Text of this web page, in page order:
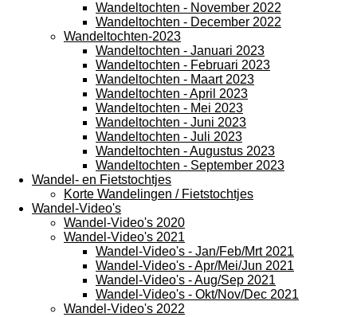
Wandeltochten - November 2022
Wandeltochten - December 2022
Wandeltochten-2023
Wandeltochten - Januari 2023
Wandeltochten - Februari 2023
Wandeltochten - Maart 2023
Wandeltochten - April 2023
Wandeltochten - Mei 2023
Wandeltochten - Juni 2023
Wandeltochten - Juli 2023
Wandeltochten - Augustus 2023
Wandeltochten - September 2023
Wandel- en Fietstochtjes
Korte Wandelingen / Fietstochtjes
Wandel-Video's
Wandel-Video's 2020
Wandel-Video's 2021
Wandel-Video's - Jan/Feb/Mrt 2021
Wandel-Video's - Apr/Mei/Jun 2021
Wandel-Video's - Aug/Sep 2021
Wandel-Video's - Okt/Nov/Dec 2021
Wandel-Video's 2022